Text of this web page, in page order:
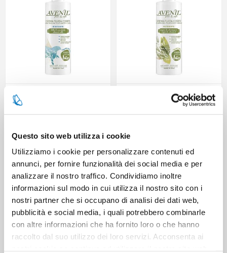
Questo sito web utilizza i cookie
Utilizziamo i cookie per personalizzare contenuti ed
annunci, per fornire funzionalità dei social media e per
analizzare il nostro traffico. Condividiamo inoltre
informazioni sul modo in cui utilizza il nostro sito con i
nostri partner che si occupano di analisi dei dati web,
pubblicità e social media, i quali potrebbero combinarle
con altre informazioni che ha fornito loro o che hanno
raccolto dal suo utilizzo dei loro servizi. Acconsenta ai
AVENIL CR CORPO IDRAT LATTE
AVENIL CR CORPO NUTR LATTE
AVENA 400
AVENIL CREMA
AVENIL CREMA CORPO IDRAT